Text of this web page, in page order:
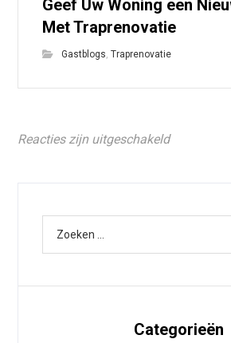
Geef Uw Woning een
Met Traprenovatie
Gastblogs ,Traprenovatie
Reacties zijn uitgeschakeld
Categorieën